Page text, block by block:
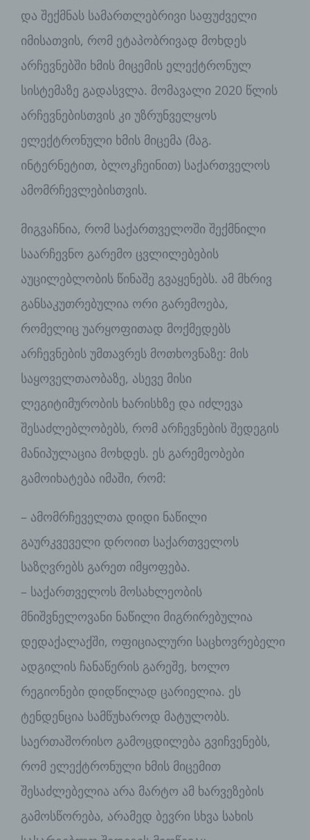
და შექმნას სამართლებრივი საფუძველი
იმისათვის, რომ ეტაპობრივად მოხდეს
არჩევნებში ხმის მიცემის ელექტრონულ
სისტემაზე გადასვლა. მომავალი 2020 წლის
არჩევნებისთვის კი უზრუნველყოს
ელექტრონული ხმის მიცემა (მაგ.
ინტერნეტით, ბლოკჩეინით) საქართველოს
ამომრჩევლებისთვის.
მიგვაჩნია, რომ საქართველოში შექმნილი
საარჩევნო გარემო ცვლილებების
აუცილებლობის წინაშე გვაყენებს. ამ მხრივ
განსაკუთრებულია ორი გარემოება,
რომელიც უარყოფითად მოქმედებს
არჩევნების უმთავრეს მოთხოვნაზე: მის
საყოველთაობაზე, ასევე მისი
ლეგიტიმურობის ხარისხზე და იძლევა
შესაძლებლობებს, რომ არჩევნების შედეგის
მანიპულაცია მოხდეს. ეს გარემეობები
გამოიხატება იმაში, რომ:
– ამომრჩეველთა დიდი ნაწილი
გაურკვეველი დროით საქართველოს
საზღვრებს გარეთ იმყოფება.
– საქართველოს მოსახლეობის
მნიშვნელოვანი ნაწილი მიგრირებულია
დედაქალაქში, ოფიციალური საცხოვრებელი
ადგილის ჩანაწერის გარეშე, ხოლო
რეგიონები დიდწილად ცარიელია. ეს
ტენდენცია სამწუხაროდ მატულობს.
საერთაშორისო გამოცდილება გვიჩვენებს,
რომ ელექტრონული ხმის მიცემით
შესაძლებელია არა მარტო ამ ხარვეზების
გამოსწორება, არამედ ბევრი სხვა სახის